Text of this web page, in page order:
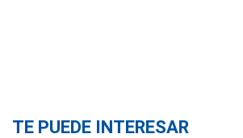
TE PUEDE INTERESAR